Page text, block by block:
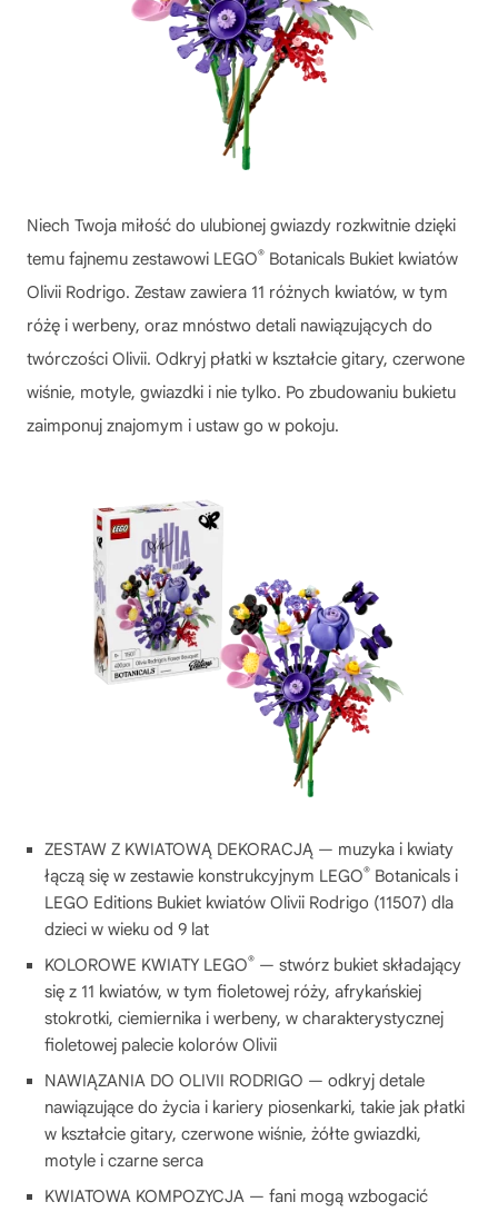
Niech Twoja miłość do ulubionej gwiazdy rozkwitnie dzięki
temu fajnemu zestawowi LEGO® Botanicals Bukiet kwiatów
Olivii Rodrigo. Zestaw zawiera 11 różnych kwiatów, w tym
różę i werbeny, oraz mnóstwo detali nawiązujących do
twórczości Olivii. Odkryj płatki w kształcie gitary, czerwone
wiśnie, motyle, gwiazdki i nie tylko. Po zbudowaniu bukietu
zaimponuj znajomym i ustaw go w pokoju.
ZESTAW Z KWIATOWĄ DEKORACJĄ — muzyka i kwiaty
łączą się w zestawie konstrukcyjnym LEGO® Botanicals i
LEGO Editions Bukiet kwiatów Olivii Rodrigo (11507) dla
dzieci w wieku od 9 lat
KOLOROWE KWIATY LEGO® — stwórz bukiet składający
się z 11 kwiatów, w tym fioletowej róży, afrykańskiej
stokrotki, ciemiernika i werbeny, w charakterystycznej
fioletowej palecie kolorów Olivii
NAWIĄZANIA DO OLIVII RODRIGO — odkryj detale
nawiązujące do życia i kariery piosenkarki, takie jak płatki
w kształcie gitary, czerwone wiśnie, żółte gwiazdki,
motyle i czarne serca
KWIATOWA KOMPOZYCJA — fani mogą wzbogacić